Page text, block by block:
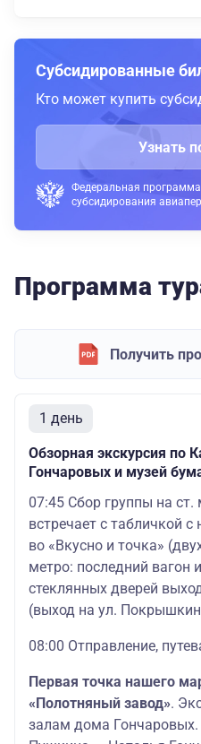
Субсидированные
Кто может купить
Узнать
Федеральная программа
субсидирования
Программа
Получить
1 день
Обзорная экскурсия по
Гончаровых и музей
07:45 Сбор группы на
встречает с табличкой
во «Вкусно и точка»
метро: последний вагон
стеклянных дверей
(выход на ул.
08:00 Отправление,
Первая точка нашего
«Полотняный завод».
залам дома